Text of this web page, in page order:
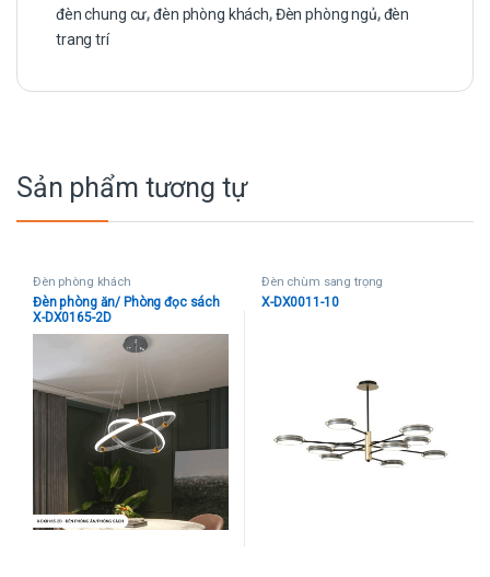
đèn chung cư,đèn phòng khách,Đèn phòng ngủ,đèn
trang trí
Sản phẩm tương tự
Đèn phòng khách
Đèn phòng ăn/ Phòng đọc sách
X-DX0165-2D
Đèn chùm sang trọng
X-DX0011-10